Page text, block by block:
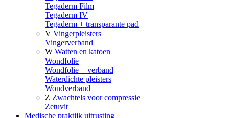
Tegaderm Film
Tegaderm IV
Tegaderm + transparante pad
V Vingerpleisters
Vingerverband
W Watten en katoen
Wondfolie
Wondfolie + verband
Waterdichte pleisters
Wondverband
Z Zwachtels voor compressie
Zetuvit
Medische praktijk uitrusting